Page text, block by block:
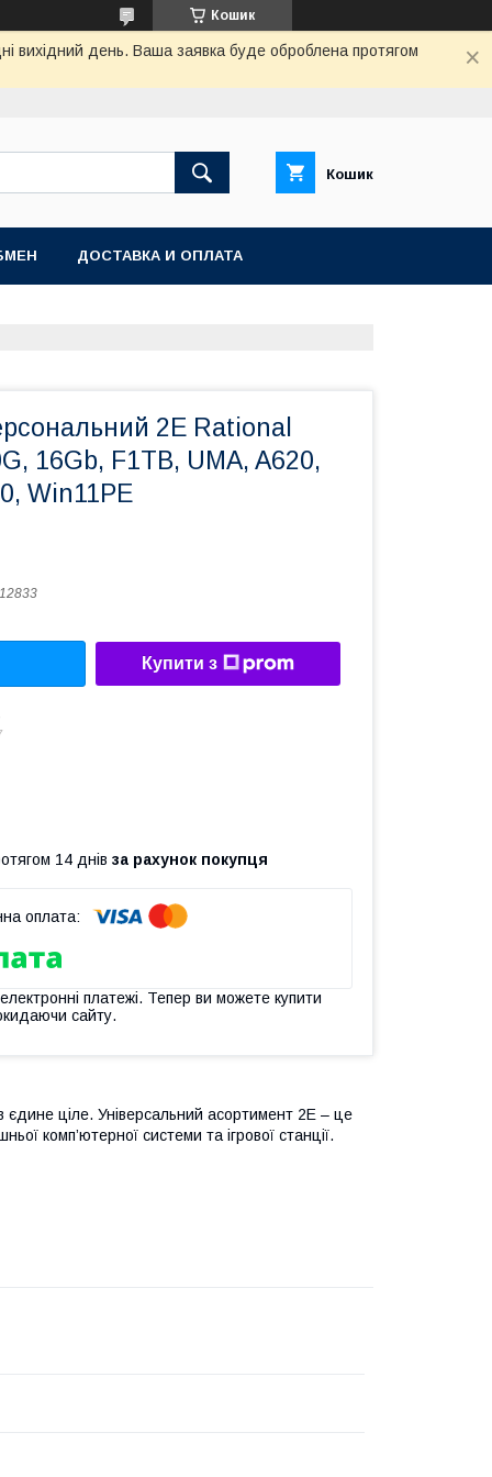
Кошик
вихідний день. Ваша заявка буде оброблена протягом
Кошик
ДОСТАВКА И ОПЛАТА
2E Rational
16Gb, F1TB, UMA, A620,
Win11PE
Купити з
14 днів за рахунок покупця
платежі. Тепер ви можете купити
сайту.
єдине ціле. Універсальний асортимент 2E – це
комп’ютерної системи та ігрової станції.